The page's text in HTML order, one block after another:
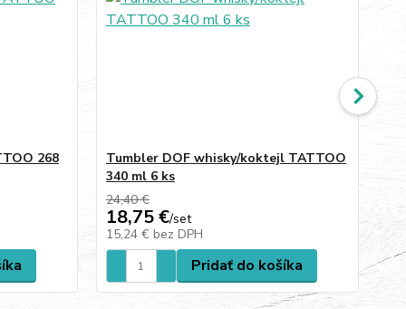
268
Tumbler DOF whisky/koktejl TATTOO
340 ml 6 ks
24,40 €
18,75 €/set
15,24 € bez DPH
Pridať do košíka